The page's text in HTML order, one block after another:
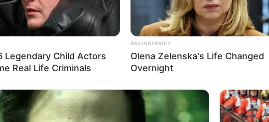
โชคลาภจะมาจากการเดินทาง หรือยานพาหนะวันนี้มีเกณฑ์เดินทางเกิ
ที่นัดหมายคุยงานไว้ อาจพบเจออุปสรรคต้องใจเย็นๆในการเจรจา ด้านง
พวกขวางโลก อย่าสนใจทำงานตนเองต่อไป งานค้าขายเจอลูกค้าเรื่องมา
มีเกณฑ์ใช้จ่ายกับยานพาหนะ
Legendary Child Actors
Real Life Criminals
BRAINBERRIES
Olena Zelenska's Life Changed
Overnight
This Simple Method Ends Joint Pain & Arthritis!
ER Doctor:
CVS Aisle